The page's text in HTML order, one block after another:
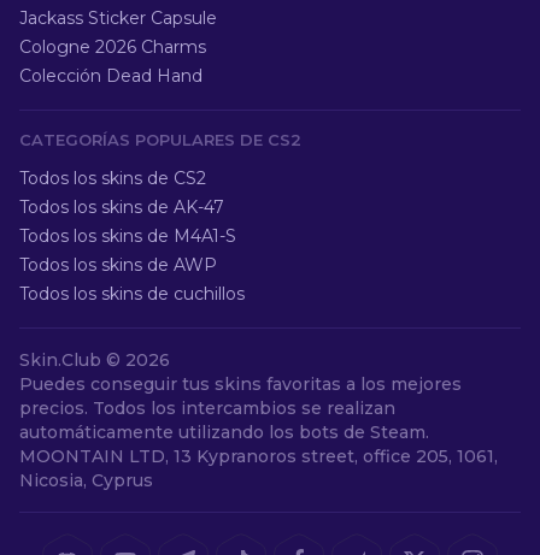
Jackass Sticker Capsule
Cologne 2026 Charms
Colección Dead Hand
CATEGORÍAS POPULARES DE CS2
Todos los skins de CS2
Todos los skins de AK-47
Todos los skins de M4A1-S
Todos los skins de AWP
Todos los skins de cuchillos
Skin.Club © 2026
Puedes conseguir tus skins favoritas a los mejores
precios. Todos los intercambios se realizan
automáticamente utilizando los bots de Steam.
MOONTAIN LTD, 13 Kypranoros street, office 205, 1061,
Nicosia, Cyprus